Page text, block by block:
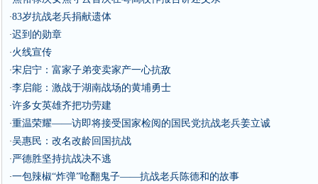
·83岁抗战老兵捐献遗体
·迟到的勋章
·火线宣传
·宋启宁：富家子弟变卖家产一心抗敌
·李启能：激战于湖南战场的黄埔勇士
·许多女英雄齐把功劳建
·重温荣耀——访即将接受国家检阅的国民党抗战老兵姜立诚
·吴惠民：改名改龄回国抗战
·严德胜坚持抗战决不逃
·一包辣椒“炸弹”呛翻鬼子——抗战老兵陈德和的故事